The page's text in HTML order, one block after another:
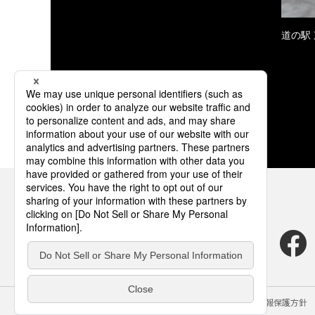
道の駅
サイトのご利用にあたって クッキーポリシー 個人情報保護方針